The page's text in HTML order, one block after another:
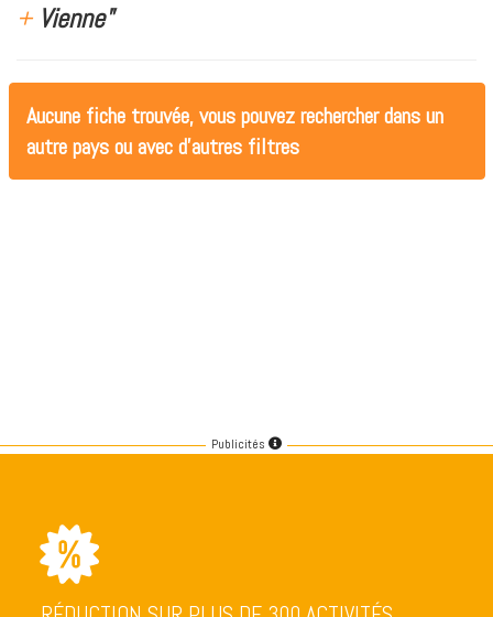
+Vienne"
Aucune fiche trouvée, vous pouvez rechercher dans un
autre pays ou avec d'autres filtres
Publicités